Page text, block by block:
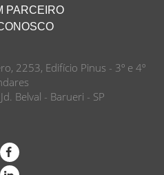
PARCEIRO
2253, Edifício Pinus - 3º e 4º
Belval - Barueri - SP